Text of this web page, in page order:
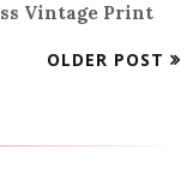
Vintage Print
OLDER POST